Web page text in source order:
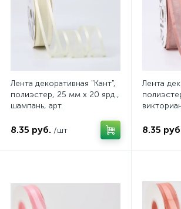
Лента декоративная "Кант",
полиэстер, 25 мм х 20 ярд.,
шампань, арт.
8.35 руб. /шт
Лента
8.35